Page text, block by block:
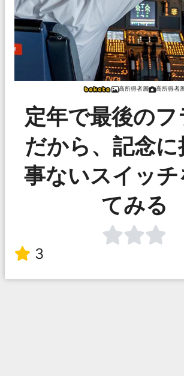
高所得者層 高所得者
定年で最後のフ
だから、記念に
事ないスイッチ
てみる
3